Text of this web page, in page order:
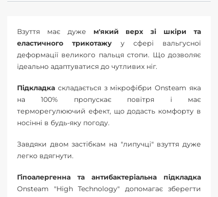
Взуття має дуже м'який верх зі шкіри та
еластичного трикотажу у сфері вальгусної
деформації великого пальця стопи. Що дозволяє
ідеально адаптуватися до чутливих ніг.
Підкладка складається з мікрофібри Onsteam яка
на 100% пропускає повітря і має
терморегулюючий ефект, що додасть комфорту в
носінні в будь-яку погоду.
Завдяки двом застібкам на "липучці" взуття дуже
легко вдягнути.
Гіпоалергенна та антибактеріальна підкладка
Onsteam "High Technology" допомагає зберегти